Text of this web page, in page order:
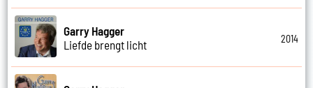
Garry Hagger
Liefde brengt licht
2014